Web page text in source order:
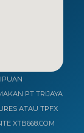
PT TRIJAYA
ATAU TPFX
XTB668.COM